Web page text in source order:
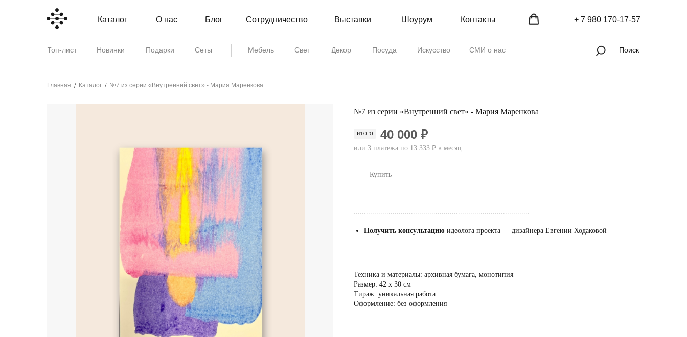
Каталог О нас Блог Выставки
Сотрудничество Шоурум Контакты
Новинки Подарки
Топ-лист Искусство СМИ о нас
Посуда
Декор
Свет
Мебель
Сеты Поиск
+ 7 980 170-17-57
Главная / Каталог / №7 из серии «Внутренний свет» - Мария Маренкова
№7 из серии «Внутренний свет» - Мария Маренкова
ИТОГО 40 000 ₽
или 3 платежа по 13 333 ₽ в месяц
Купить
......................................................................................
Получить консультацию идеолога проекта — дизайнера Евгении Ходаковой
......................................................................................
Техника и материалы: архивная бумага, монотипия
Размер: 42 х 30 см
Тираж: уникальная работа
Оформление: без оформления
......................................................................................